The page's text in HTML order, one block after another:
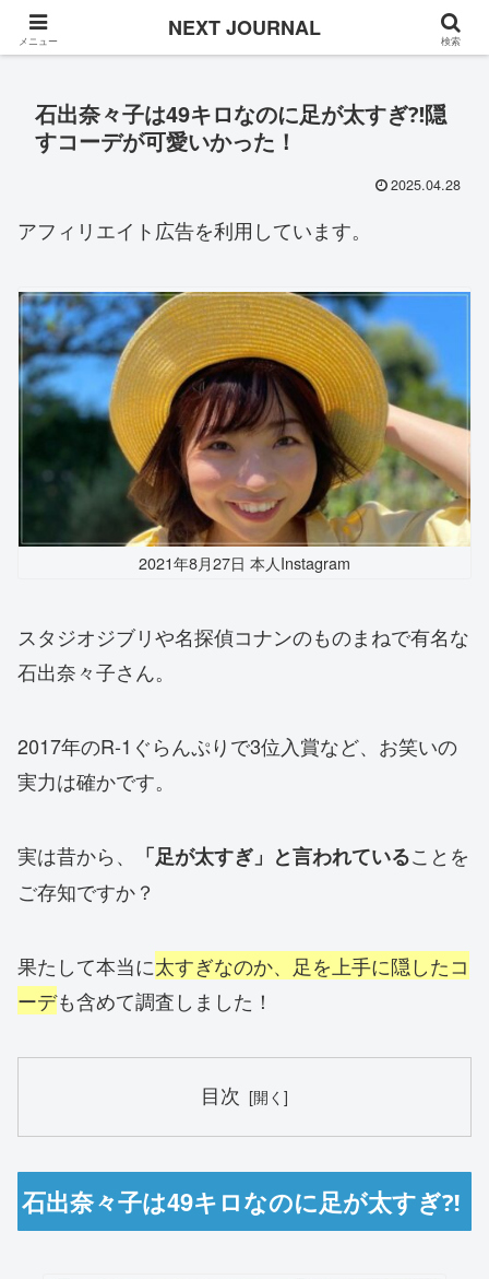
Once in a while
石出奈々子は49キロなのに足が太すぎ⁈隠
すコーデが可愛いかった！
2025.04.28
アフィリエイト広告を利用しています。
2021年8月27日 本人Instagram
スタジオジブリや名探偵コナンのものまねで有名な
石出奈々子さん。
2017年のR-1ぐらんぷりで3位入賞など、お笑いの
実力は確かです。
実は昔から、 「足が太すぎ」と言われていることを
ご存知ですか？
果たして本当に太すぎなのか、足を上手に隠したコ
ーデも含めて調査しました！
目次
石出奈々子は49キロなのに足が太すぎ⁈
メニュー NEXT JOURNAL 検索